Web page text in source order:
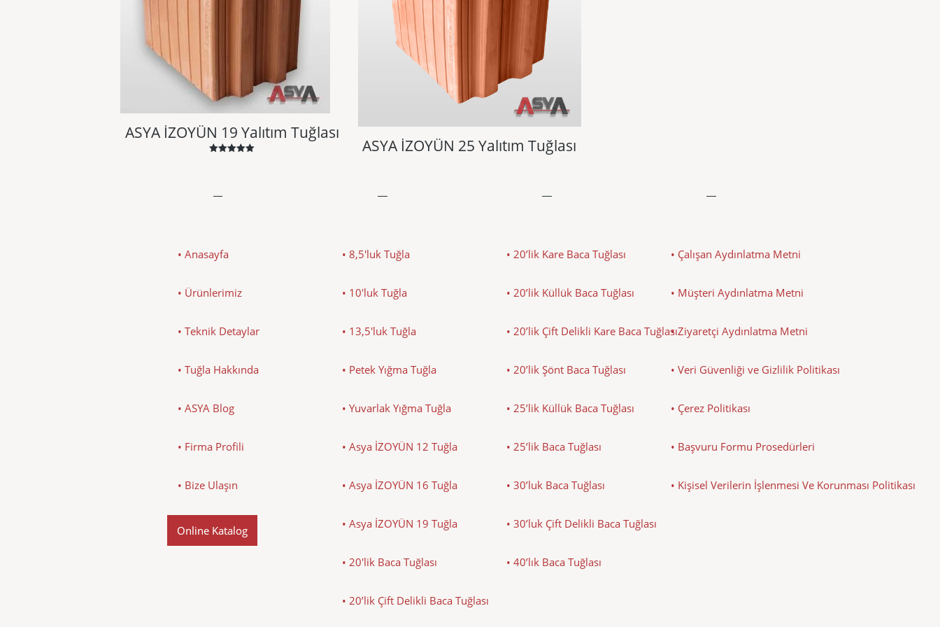
ASYA İZOYÜN 19 Yalıtım Tuğlası
ASYA İZOYÜN 25 Yalıtım Tuğlası
• Anasayfa
• Ürünlerimiz
• Teknik Detaylar
• Tuğla Hakkında
• ASYA Blog
• Firma Profili
• Bize Ulaşın
Online Katalog
• 8,5'luk Tuğla
• 10'luk Tuğla
• 13,5'luk Tuğla
• Petek Yığma Tuğla
• Yuvarlak Yığma Tuğla
• Asya İZOYÜN 12 Tuğla
• Asya İZOYÜN 16 Tuğla
• Asya İZOYÜN 19 Tuğla
• 20'lik Baca Tuğlası
• 20’lik Çift Delikli Baca Tuğlası
• 20’lik Kare Baca Tuğlası
• 20’lik Küllük Baca Tuğlası
• 20’lik Çift Delikli Kare Baca Tuğlası
• 20’lik Şönt Baca Tuğlası
• 25’lik Küllük Baca Tuğlası
• 25’lik Baca Tuğlası
• 30’luk Baca Tuğlası
• 30’luk Çift Delikli Baca Tuğlası
• 40’lık Baca Tuğlası
• Çalışan Aydınlatma Metni
• Müşteri Aydınlatma Metni
• Ziyaretçi Aydınlatma Metni
• Veri Güvenliği ve Gizlilik Politikası
• Çerez Politikası
• Başvuru Formu Prosedürleri
• Kişisel Verilerin İşlenmesi Ve Korunması Politikası